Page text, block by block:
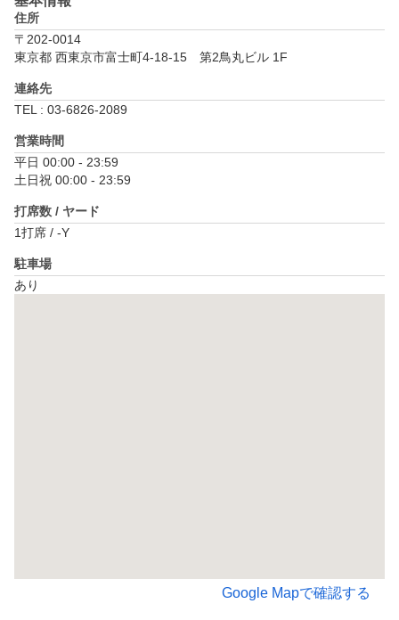
住所
〒202-0014
東京都 西東京市富士町4-18-15　第2鳥丸ビル 1F
連絡先
TEL : 03-6826-2089
営業時間
平日 00:00 - 23:59
土日祝 00:00 - 23:59
打席数 / ヤード
1打席 / -Y
駐車場
あり
Google Mapで確認する